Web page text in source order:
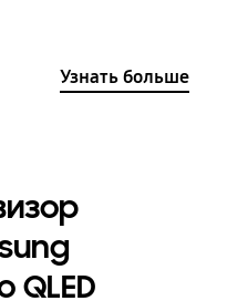
Узнать больше
QLED